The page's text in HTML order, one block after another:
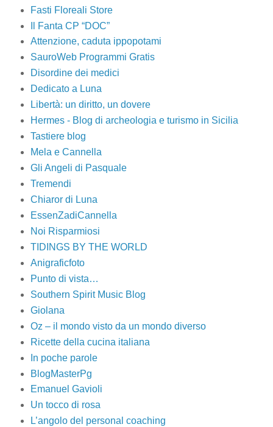
Fasti Floreali Store
Il Fanta CP “DOC”
Attenzione, caduta ippopotami
SauroWeb Programmi Gratis
Disordine dei medici
Dedicato a Luna
Libertà: un diritto, un dovere
Hermes - Blog di archeologia e turismo in Sicilia
Tastiere blog
Mela e Cannella
Gli Angeli di Pasquale
Tremendi
Chiaror di Luna
EssenZadiCannella
Noi Risparmiosi
TIDINGS BY THE WORLD
Anigraficfoto
Punto di vista…
Southern Spirit Music Blog
Giolana
Oz – il mondo visto da un mondo diverso
Ricette della cucina italiana
In poche parole
BlogMasterPg
Emanuel Gavioli
Un tocco di rosa
L’angolo del personal coaching